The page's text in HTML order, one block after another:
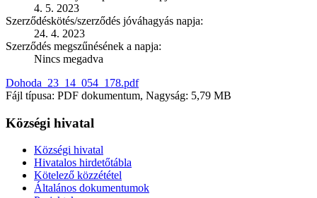
4. 5. 2023
Szerződéskötés/szerződés jóváhagyás napja:
24. 4. 2023
Szerződés megszűnésének a napja:
Nincs megadva
Dohoda_23_14_054_178.pdf
Fájl típusa: PDF dokumentum, Nagyság: 5,79 MB
Községi hivatal
Községi hivatal
Hivatalos hirdetőtábla
Kötelező közzététel
Általános dokumentumok